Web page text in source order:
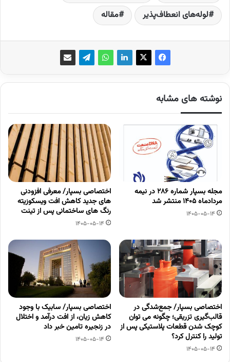
لوله‌های انعطاف‌پذیر مقاله
نوشته های مشابه
مجله بسپار شماره 286 در نیمه
مردادماه 1405 منتشر شد
1405-05-14
اختصاصی بسپار/ معرفی افزودنی
های جدید کاهش افت ویسکوزیته
رنگ های ساختمانی پس از تینت
1405-05-14
اختصاصی بسپار/ جمع‌شدگی در
قالب‌گیری تزریقی؛ چگونه می توان
کوچک شدن قطعات پلاستیکی پس از
تولید را کنترل کرد؟
1405-05-14
اختصاصی بسپار/ سابیک با وجود
کاهش زیان، از افت درآمد و اختلال
در زنجیره تامین خبر داد
1405-05-14